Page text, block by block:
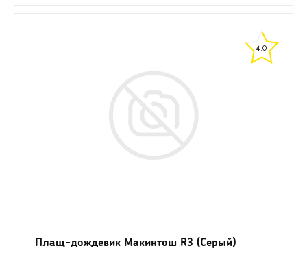
4.0
Плащ-дождевик Макинтош R3 (Серый)